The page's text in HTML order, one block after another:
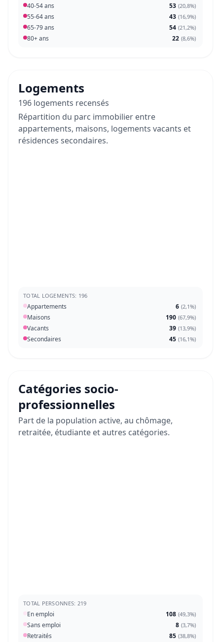
40-54 ans 53 (20,8%)
55-64 ans 43 (16,9%)
65-79 ans 54 (21,2%)
80+ ans 22 (8,6%)
Logements
196 logements recensés
Répartition du parc immobilier entre
appartements, maisons, logements vacants et
résidences secondaires.
TOTAL LOGEMENTS: 196
Appartements 6 (2,1%)
Maisons 190 (67,9%)
Vacants 39 (13,9%)
Secondaires 45 (16,1%)
Catégories socio-
professionnelles
Part de la population active, au chômage,
retraitée, étudiante et autres catégories.
TOTAL PERSONNES: 219
En emploi 108 (49,3%)
Sans emploi 8 (3,7%)
Retraités 85 (38,8%)